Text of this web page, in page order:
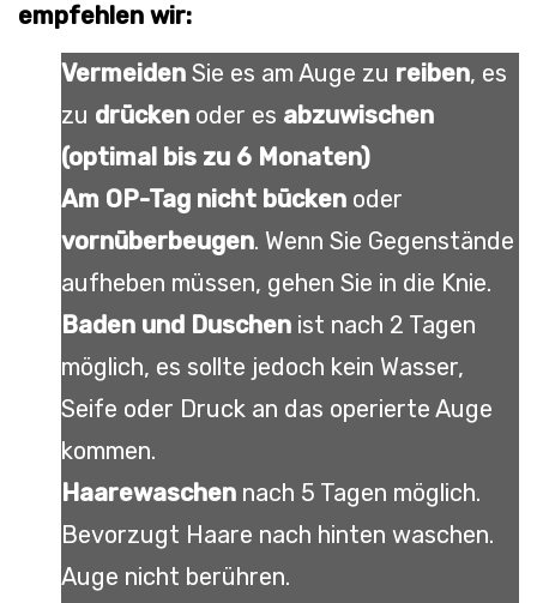
empfehlen wir:
Vermeiden Sie es am Auge zu reiben, es
zu drücken oder es abzuwischen
(optimal bis zu 6 Monaten)
Am OP-Tag nicht bücken oder
vornüberbeugen. Wenn Sie Gegenstände
aufheben müssen, gehen Sie in die Knie.
Baden und Duschen ist nach 2 Tagen
möglich, es sollte jedoch kein Wasser,
Seife oder Druck an das operierte Auge
kommen.
Haarewaschen nach 5 Tagen möglich.
Bevorzugt Haare nach hinten waschen.
Auge nicht berühren.